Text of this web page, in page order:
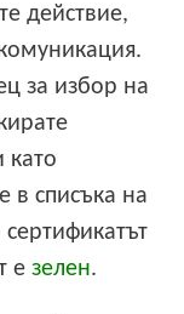
действие,
за избор на
като
в списъка на
сертификатът
езелен.